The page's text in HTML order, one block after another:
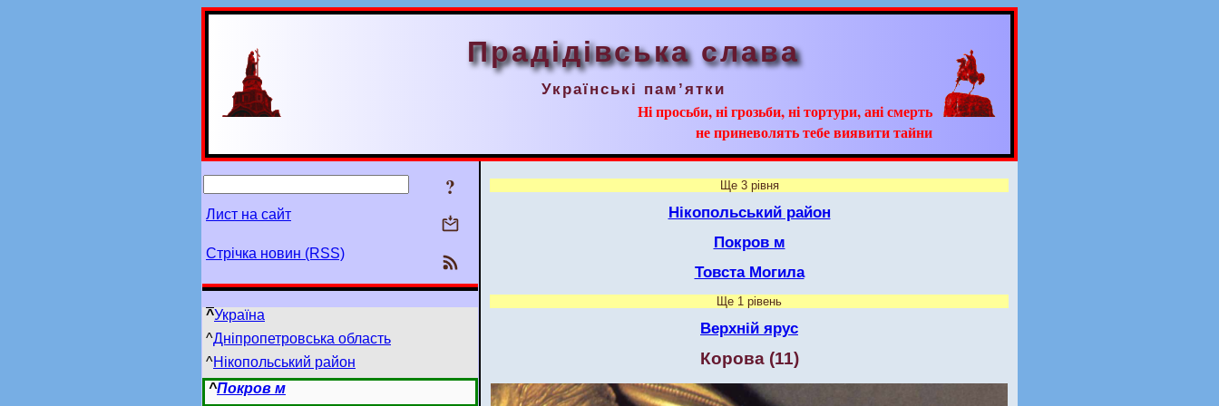
Прадідівська слава
Українські пам’ятки
Ні просьби, ні грозьби, ні тортури, ані смерть
не приневолять тебе виявити тайни
?
Лист на сайт
Стрічка новин (RSS)
^Україна
^Дніпропетровська область
^Нікопольський район
^Покров м
Ще 3 рівня
Нікопольський район
Покров м
Товста Могила
Ще 1 рівень
Верхній ярус
Корова (11)